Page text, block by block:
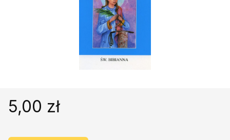
Poradniki, leksykony...
Podręczniki szkolne
5,00 zł